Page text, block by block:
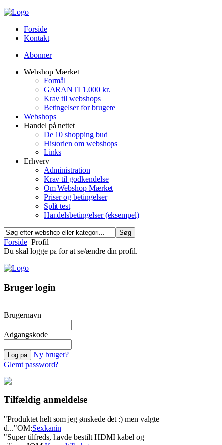
Forside
Kontakt
Abonner
Webshop Mærket
Formål
GARANTI 1.000 kr.
Krav til webshops
Betingelser for brugere
Webshops
Handel på nettet
De 10 shopping bud
Historien om webshops
Links
Erhverv
Administration
Krav til godkendelse
Om Webshop Mærket
Priser og betingelser
Split test
Handelsbetingelser (eksempel)
Forside Profil
Du skal logge på for at se/ændre din profil.
Bruger login
Brugernavn
Adgangskode
Ny bruger?
Glemt password?
Tilfældig anmeldelse
"Produktet helt som jeg ønskede det :) men valgte
d..."OM:Sexkanin
"Super tilfreds, havde bestilt HDMI kabel og